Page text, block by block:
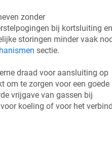
zonder
bij kortsluiting
storingen minder vaak
sectie.
draad voor aansluiting op
om te zorgen voor een goede
vrijgave van gassen bij
koeling of voor het